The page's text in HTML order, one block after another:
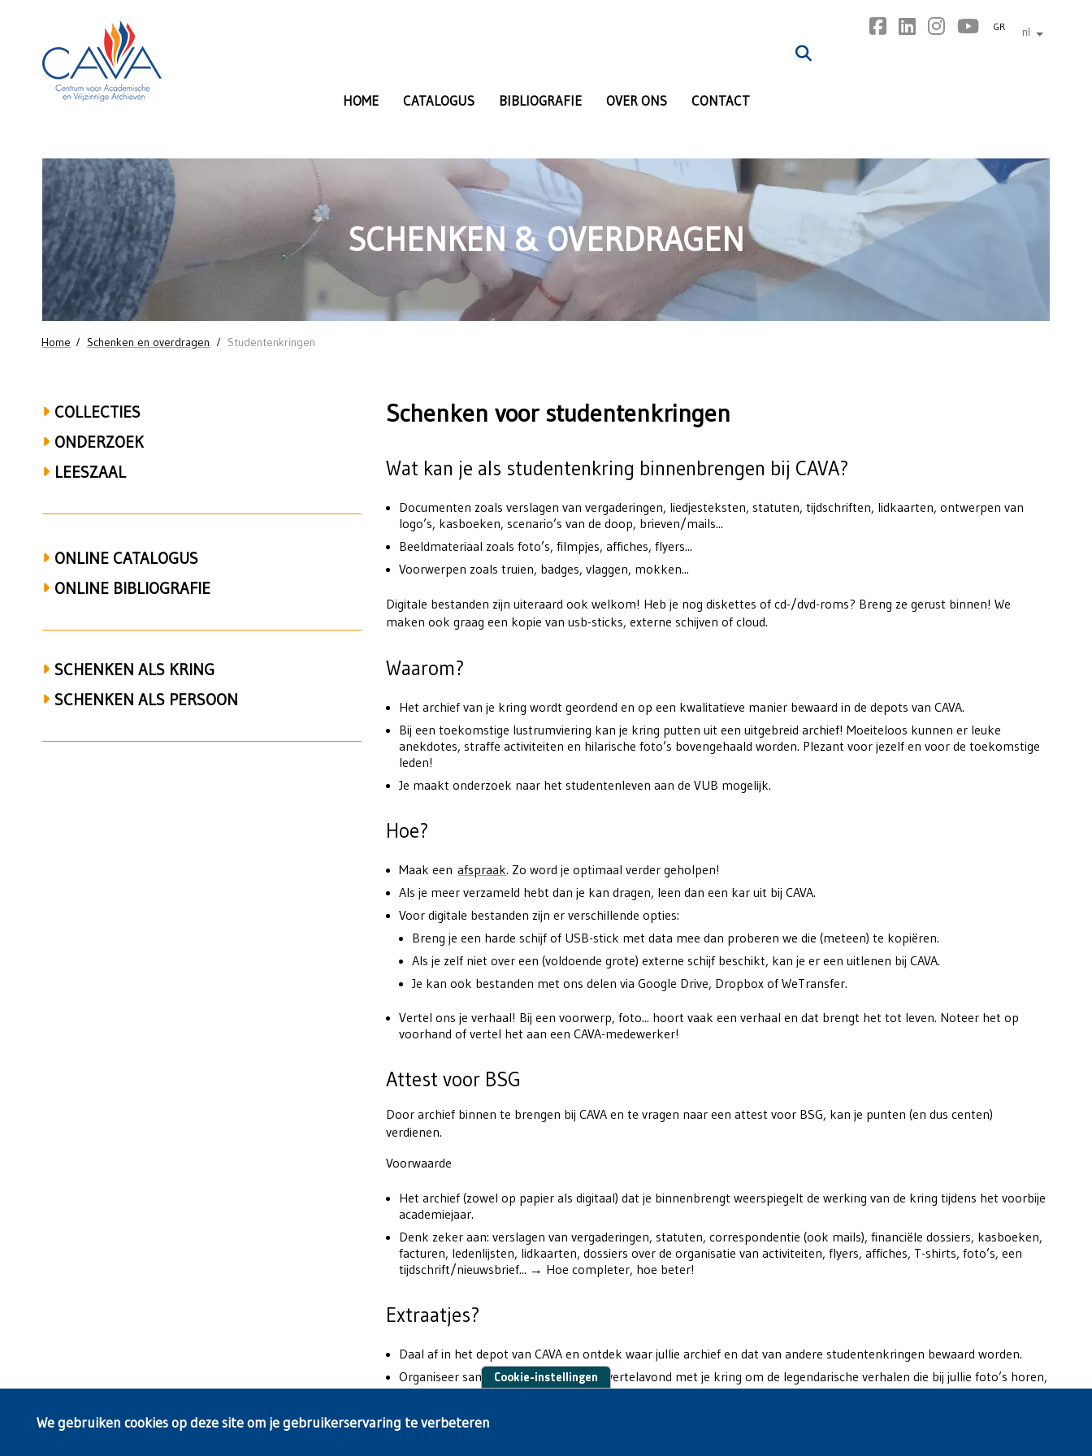
GR nl andere
HOME CATALOGUS BIBLIOGRAFIE OVER ONS CONTACT
Schenkingen
door
studentenkringen
SCHENKEN & OVERDRAGEN
U bent hier
Home Schenken en overdragen Studentenkringen
COLLECTIES
ONDERZOEK
LEESZAAL
ONLINE CATALOGUS
ONLINE BIBLIOGRAFIE
SCHENKEN ALS KRING
SCHENKEN ALS PERSOON
Schenken voor studentenkringen
Wat kan je als studentenkring binnenbrengen bij CAVA?
Documenten zoals verslagen van vergaderingen, liedjesteksten, statuten, tijdschriften, lidkaarten, ontwerpen van
logo’s, kasboeken, scenario’s van de doop, brieven/mails...
Beeldmateriaal zoals foto’s, filmpjes, affiches, flyers...
Voorwerpen zoals truien, badges, vlaggen, mokken...
Digitale bestanden zijn uiteraard ook welkom! Heb je nog diskettes of cd-/dvd-roms? Breng ze gerust binnen! We
maken ook graag een kopie van usb-sticks, externe schijven of cloud.
Waarom?
Het archief van je kring wordt geordend en op een kwalitatieve manier bewaard in de depots van CAVA.
Bij een toekomstige lustrumviering kan je kring putten uit een uitgebreid archief! Moeiteloos kunnen er leuke
anekdotes, straffe activiteiten en hilarische foto’s bovengehaald worden. Plezant voor jezelf en voor de toekomstige
leden!
Je maakt onderzoek naar het studentenleven aan de VUB mogelijk.
Hoe?
Maak eenafspraak. Zo word je optimaal verder geholpen!
Als je meer verzameld hebt dan je kan dragen, leen dan een kar uit bij CAVA.
Voor digitale bestanden zijn er verschillende opties:
Breng je een harde schijf of USB-stick met data mee dan proberen we die (meteen) te kopiëren.
Als je zelf niet over een (voldoende grote) externe schijf beschikt, kan je er een uitlenen bij CAVA.
Je kan ook bestanden met ons delen via Google Drive, Dropbox of WeTransfer.
Vertel ons je verhaal! Bij een voorwerp, foto... hoort vaak een verhaal en dat brengt het tot leven. Noteer het op
voorhand of vertel het aan een CAVA-medewerker!
Attest voor BSG
Door archief binnen te brengen bij CAVA en te vragen naar een attest voor BSG, kan je punten (en dus centen)
verdienen.
Voorwaarde
Het archief (zowel op papier als digitaal) dat je binnenbrengt weerspiegelt de werking van de kring tijdens het voorbije
academiejaar.
Denk zeker aan: verslagen van vergaderingen, statuten, correspondentie (ook mails), financiële dossiers, kasboeken,
facturen, ledenlijsten, lidkaarten, dossiers over de organisatie van activiteiten, flyers, affiches, T-shirts, foto’s, een
tijdschrift/nieuwsbrief... → Hoe completer, hoe beter!
Extraatjes?
Daal af in het depot van CAVA en ontdek waar jullie archief en dat van andere studentenkringen bewaard worden.
Organiseer samen met CAVA een fotovertelavond met je kring om de legendarische verhalen die bij jullie foto’s horen,
vast te leggen.
Cookie-instellingen
We gebruiken cookies op deze site om je gebruikerservaring te verbeteren